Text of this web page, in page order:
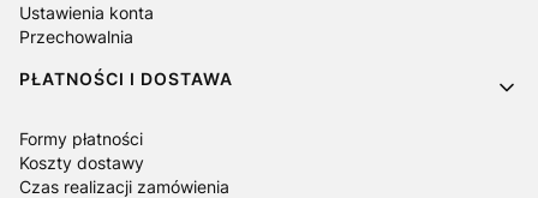
Ustawienia konta
Przechowalnia
PŁATNOŚCI I DOSTAWA
Formy płatności
Koszty dostawy
Czas realizacji zamówienia